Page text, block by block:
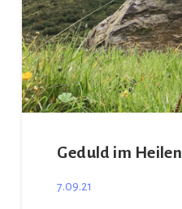
Geduld im Heilen
7.09.21